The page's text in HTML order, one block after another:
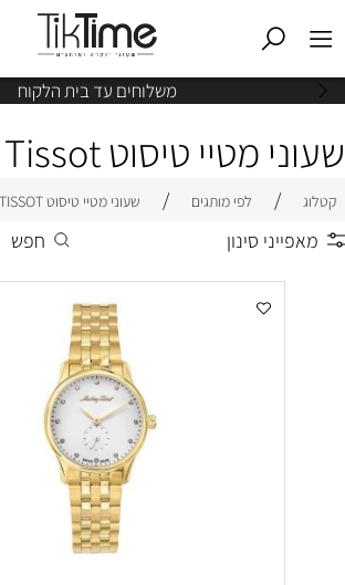
משלוחים עד בית הלקוח
שעוני מטיי טיסוט Mathey Tissot
קטלוג / לפי מותגים / שעוני מטיי טיסוט MATHEY TISSOT
מאפייני סינון חפש